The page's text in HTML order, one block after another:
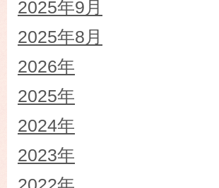
2025年9月
2025年8月
2026年
2025年
2024年
2023年